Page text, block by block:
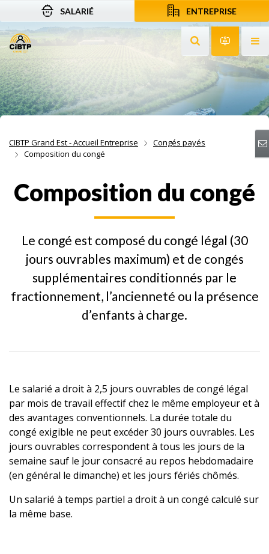
Aller au contenu
Aller à la recherche
Aller à la navigation
SALARIÉ ENTREPRISE
Rechercher sur
CIBTP Grand Est - Accueil Entreprise
Congés payés
Composition du congé
Composition du congé
Le congé est composé du congé légal (30
jours ouvrables maximum) et de congés
supplémentaires conditionnés par le
fractionnement, l’ancienneté ou la présence
d’enfants à charge.
Le salarié a droit à 2,5 jours ouvrables de congé légal
par mois de travail effectif chez le même employeur et à
des avantages conventionnels. La durée totale du
congé exigible ne peut excéder 30 jours ouvrables. Les
jours ouvrables correspondent à tous les jours de la
semaine sauf le jour consacré au repos hebdomadaire
(en général le dimanche) et les jours fériés chômés.
Un salarié à temps partiel a droit à un congé calculé sur
la même base.